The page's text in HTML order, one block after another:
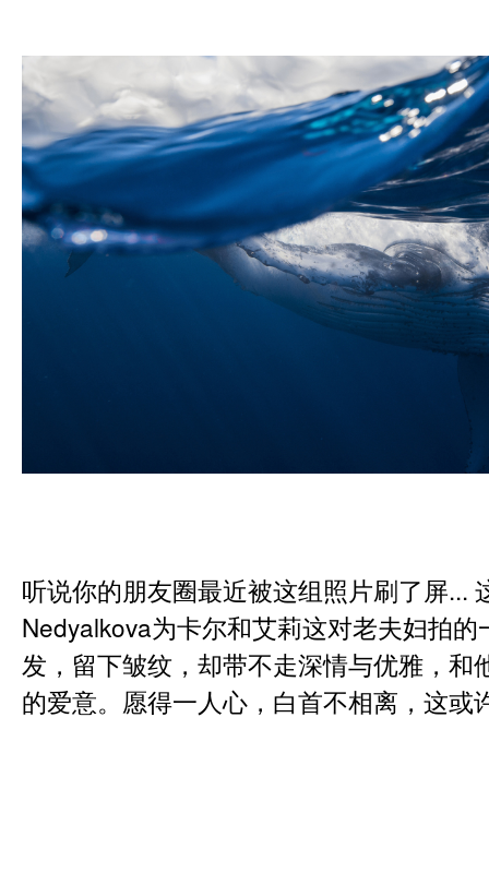
听说你的朋友圈最近被这组照片刷了屏...
Nedyalkova为卡尔和艾莉这对老夫妇拍
发，留下皱纹，却带不走深情与优雅，和
的爱意。愿得一人心，白首不相离，这